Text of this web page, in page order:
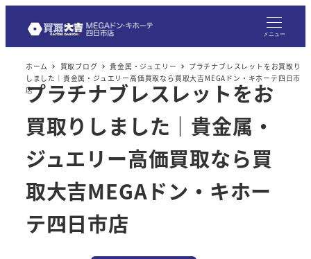
メニュー
ホーム 買取ブログ 貴金属・ジュエリー
プラチナブレスレットをお買取り
しました｜貴金属・ジュエリー高価買取なら買取大吉MEGAドン・キホーテ四日市
店
プラチナブレスレットをお
買取りしました｜貴金属・
ジュエリー高価買取なら買
取大吉MEGAドン・キホー
テ四日市店